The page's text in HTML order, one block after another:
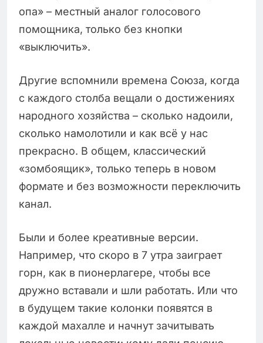
опа» – местный аналог голосового
помощника, только без кнопки
«выключить».
Другие вспомнили времена Союза, когда
с каждого столба вещали о достижениях
народного хозяйства – сколько надоили,
сколько намолотили и как всё у нас
прекрасно. В общем, классический
«зомбоящик», только теперь в новом
формате и без возможности переключить
канал.
Были и более креативные версии.
Например, что скоро в 7 утра заиграет
горн, как в пионерлагере, чтобы все
дружно вставали и шли работать. Или что
в будущем такие колонки появятся в
каждой махалле и начнут зачитывать